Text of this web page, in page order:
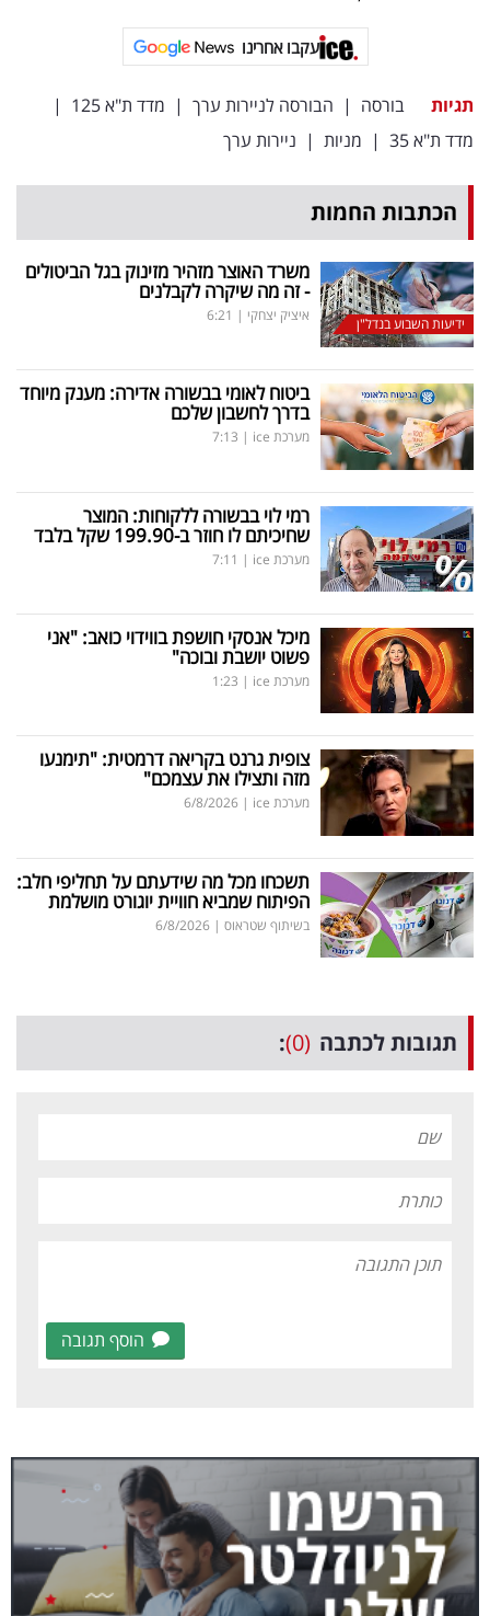
עקבו אחרינו
תגיות בורסה | הבורסה לניירות ערך | מדד ת"א 125
|
מדד ת"א 35
| מניות | ניירות ערך
הכתבות החמות
ידיעות השבוע בנדל"ן
משרד האוצר מזהיר מזינוק בגל הביטולים
- זה מה שיקרה לקבלנים
איציק יצחקי |
6:21
ביטוח לאומי בבשורה אדירה: מענק מיוחד
בדרך לחשבון שלכם
מערכת ice |
7:13
רמי לוי בבשורה ללקוחות: המוצר
שחיכיתם לו חוזר ב-199.90 שקל בלבד
מערכת ice |
7:11
מיכל אנסקי חושפת בווידוי כואב: "אני
פשוט יושבת ובוכה"
מערכת ice |
1:23
צופית גרנט בקריאה דרמטית: "תימנעו
מזה ותצילו את עצמכם"
מערכת ice |
6/8/2026
תשכחו מכל מה שידעתם על תחליפי חלב:
הפיתוח שמביא חוויית יוגורט מושלמת
בשיתוף שטראוס |
6/8/2026
תגובות לכתבה (0)
:
הוסף תגובה